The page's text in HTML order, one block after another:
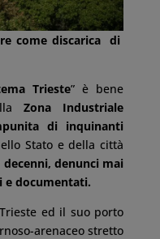
come discarica di
Trieste” è bene
Zona Industriale
di inquinanti
Stato e della città
decenni, denunci mai
e documentati.
ed il suo porto
arenaceo stretto